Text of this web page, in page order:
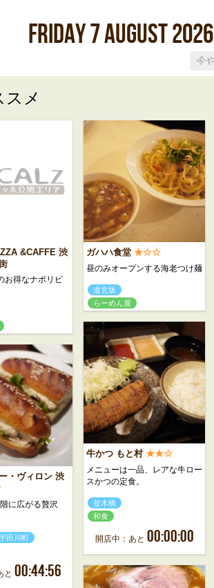
Friday7August2026
メ
&CAFFE 渋
お得なナポリピ
ガハハ食堂 ★☆☆
昼のみオープンする海老つけ麺
道玄坂
らーめん屋
牛かつ もと村 ★★☆
メニューは一品、レアな牛ロー
スかつの定食。
並木橋
和食
開店中：あと 00:00:00
・ヴィロン 渋
に広がる贅沢
田川町
と 00:44:56